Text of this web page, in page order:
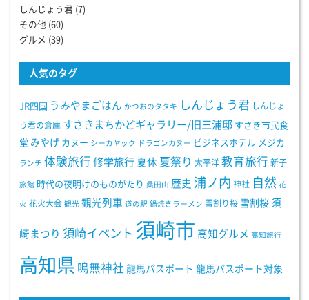
しんじょう君 (7)
その他 (60)
グルメ (39)
人気のタグ
JR四国 うみやまごはん かつおのタタキ しんじょう君 しんじょ
う君の倉庫 すさきまちかどギャラリー/旧三浦邸 すさき市民食
堂 みやげ カヌー シーカヤック ドラゴンカヌー ビジネスホテル メジカ
ランチ 体験旅行 修学旅行 夏休 夏祭り 太平洋 教育旅行 新子
旅館 時代の夜明けのものがたり 桑田山 歴史 浦ノ内 神社 自然 花
火 花火大会 観光 観光列車 道の駅 鍋焼きラーメン 雪割り桜 雪割桜 須
崎まつり 須崎イベント 須崎市 高知グルメ 高知旅行
高知県 鳴無神社 龍馬パスポート 龍馬パスポート対象